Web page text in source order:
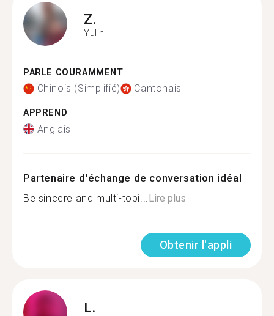
Z.
Yulin
PARLE COURAMMENT
Chinois (Simplifié) Cantonais
APPREND
Anglais
Partenaire d'échange de conversation idéal
Be sincere and multi-topi... Lire plus
Obtenir l'appli
L.